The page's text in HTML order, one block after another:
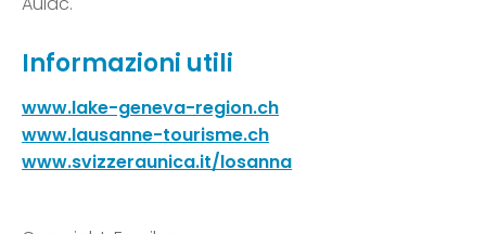
Informazioni utili
www.lake-geneva-region.ch
www.lausanne-tourisme.ch
www.svizzeraunica.it/losanna